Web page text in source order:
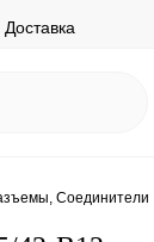
Доставка
Соединители